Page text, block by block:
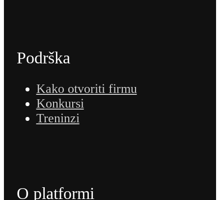
Podrška
Kako otvoriti firmu
Konkursi
Treninzi
O platformi